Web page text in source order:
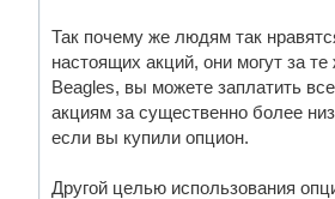
Так почему же людям так
настоящих акций, они могут за
Beagles, вы можете заплатить
акциям за существенно более
если вы купили опцион.
Другой целью использования